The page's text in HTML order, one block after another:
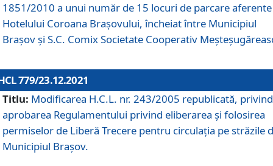
1851/2010 a unui număr de 15 locuri de parcare aferente
Hotelului Coroana Brașovului, încheiat între Municipiul
Braşov şi S.C. Comix Societate Cooperativ
779/23.12.2021
Titlu: Modificarea H.C.L. nr. 243/2005 republicată, privind
aprobarea Regulamentului privind eliberarea şi folosirea
permiselor de Liberă Trecere pentru circulația pe străzile
Municipiul Braşov.